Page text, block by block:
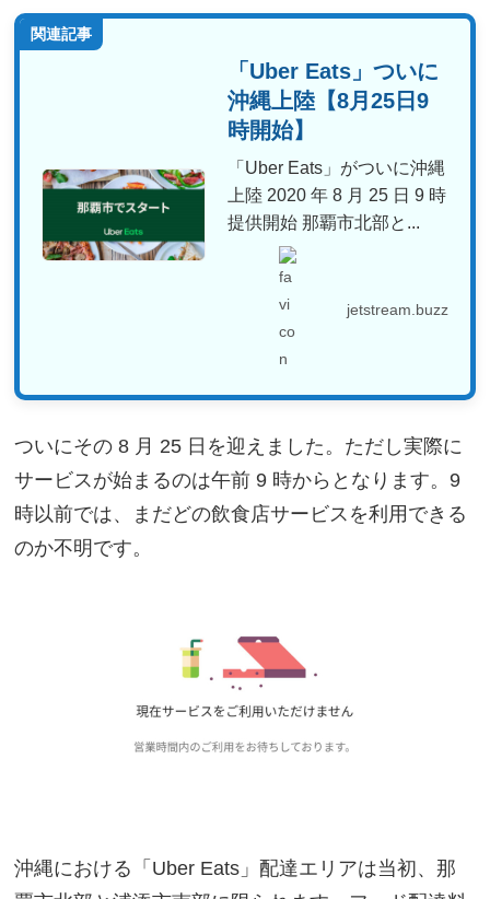
関連記事
「Uber Eats」ついに
沖縄上陸【8月25日9
時開始】
「Uber Eats」がついに沖縄
上陸 2020 年 8 月 25 日 9 時
提供開始 那覇市北部と...
jetstream.buzz
ついにその 8 月 25 日を迎えました。ただし実際に
サービスが始まるのは午前 9 時からとなります。9
時以前では、まだどの飲食店サービスを利用できる
のか不明です。
沖縄における「Uber Eats」配達エリアは当初、那